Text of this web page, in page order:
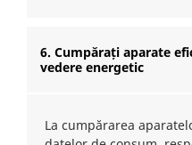
6. Cumpărați aparate
vedere energetic
La cumpărarea